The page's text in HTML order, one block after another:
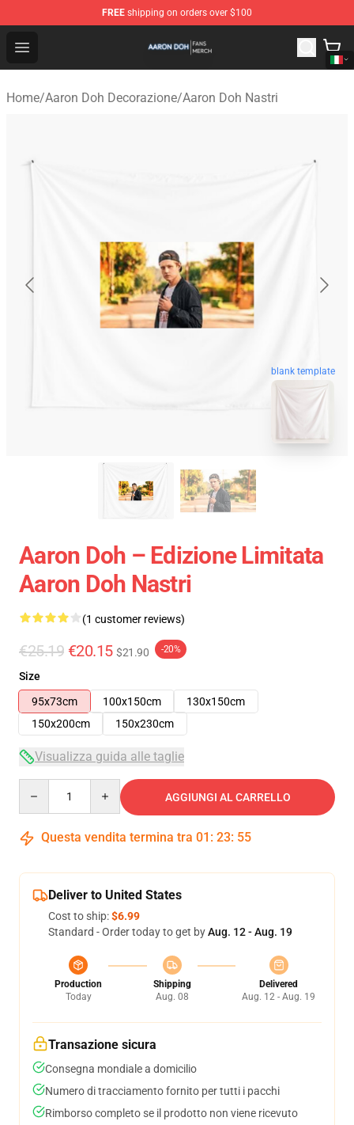
FREE shipping on orders over $100
Open menu
Aaron Doh Shop - Official Aaron Doh Merchandise Store
Home/Aaron Doh Decorazione/Aaron Doh Nastri
blank template
Aaron Doh – Edizione Limitata
Aaron Doh Nastri
(1 customer reviews)
€25.19 €20.15 $21.90 -20%
Size
95x73cm
100x150cm
130x150cm
150x200cm
150x230cm
Visualizza guida alle taglie
AGGIUNGI AL CARRELLO
Questa vendita termina tra 01 : 23: 55
Deliver to United States
Cost to ship:$6.99
Standard - Order today to get byAug. 12 - Aug. 19
Production
Today
Shipping
Aug. 08
Delivered
Aug. 12 - Aug. 19
Transazione sicura
Consegna mondiale a domicilio
Numero di tracciamento fornito per tutti i pacchi
Rimborso completo se il prodotto non viene ricevuto